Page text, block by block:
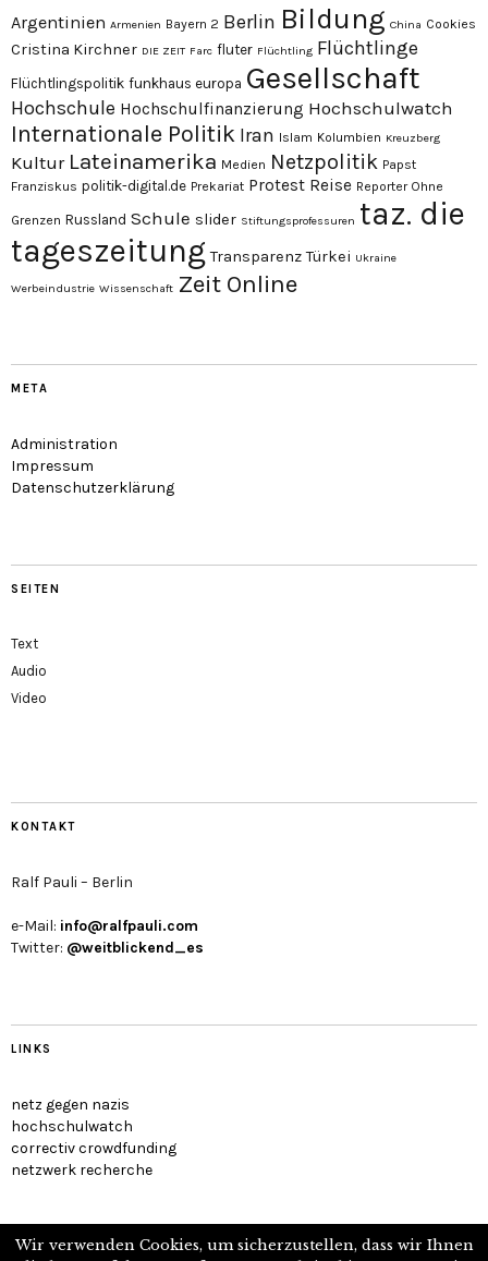
Argentinien Armenien Bayern 2 Berlin Bildung China Cookies
Cristina Kirchner DIE ZEIT Farc fluter Flüchtling Flüchtlinge
Flüchtlingspolitik funkhaus europa Gesellschaft
Hochschule Hochschulfinanzierung Hochschulwatch
Internationale Politik Iran Islam Kolumbien Kreuzberg
Kultur Lateinamerika Medien Netzpolitik Papst
Franziskus politik-digital.de Prekariat Protest Reise Reporter Ohne
Grenzen Russland Schule slider Stiftungsprofessuren taz. die
tageszeitung Transparenz Türkei Ukraine
Werbeindustrie Wissenschaft Zeit Online
META
Administration
Impressum
Datenschutzerklärung
SEITEN
Text
Audio
Video
KONTAKT
Ralf Pauli – Berlin
e-Mail: info@ralfpauli.com
Twitter: @weitblickend_es
LINKS
netz gegen nazis
hochschulwatch
correctiv crowdfunding
netzwerk recherche
Wir verwenden Cookies, um sicherzustellen, dass wir Ihnen